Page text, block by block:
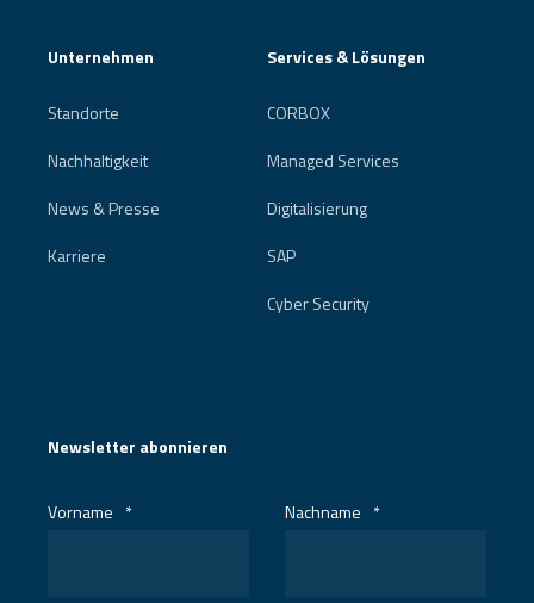
Unternehmen
Standorte
Nachhaltigkeit
News & Presse
Karriere
Services & Lösungen
CORBOX
Managed Services
Digitalisierung
SAP
Cyber Security
Newsletter abonnieren
Vorname * Nachname *